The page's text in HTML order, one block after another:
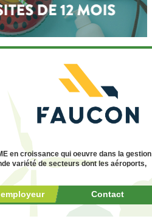
en croissance qui oeuvre dans la gestion
variété de secteurs dont les aéroports,
Contact